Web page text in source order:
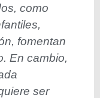
como
fomentan
En cambio,
ser